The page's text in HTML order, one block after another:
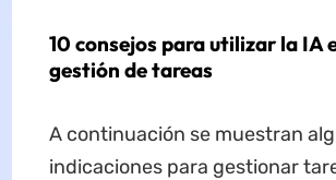
10 consejos para utilizar la IA
gestión de tareas
A continuación se muestran
indicaciones para gestionar